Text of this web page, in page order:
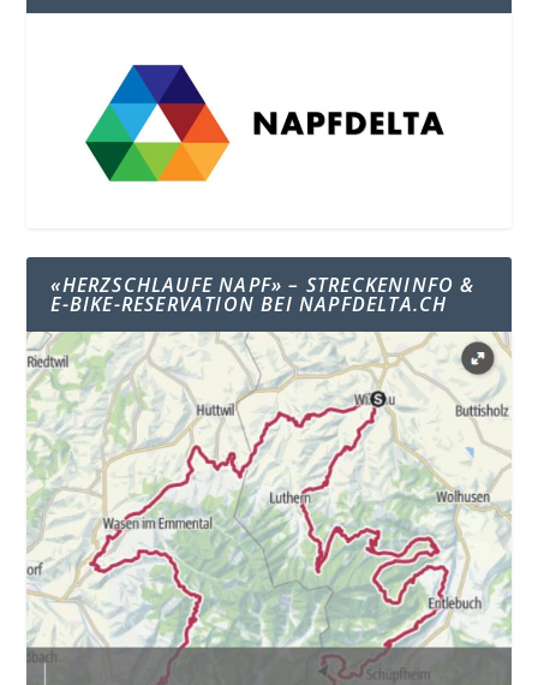
«HERZSCHLAUFE NAPF» – STRECKENINFO &
E-BIKE-RESERVATION BEI NAPFDELTA.CH